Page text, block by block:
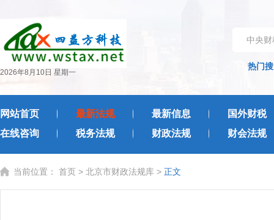
2026年8月10日 星期一
中央
热门
网站首页 最新法规 最新信息
国外财税
在线咨询
税务法规 财政法规 财会法规
当前位置： 首页 > 北京市财政法规库 > 正文